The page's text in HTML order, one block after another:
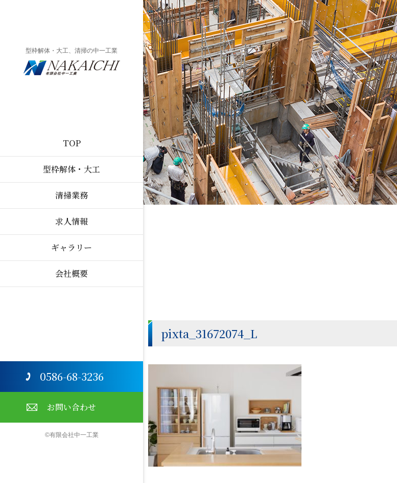
型枠解体・大工、清掃の中一工業
TOP
型枠解体・大工
清掃業務
求人情報
ギャラリー
会社概要
0586-68-3236
お問い合わせ
©有限会社中一工業
pixta_31672074_L